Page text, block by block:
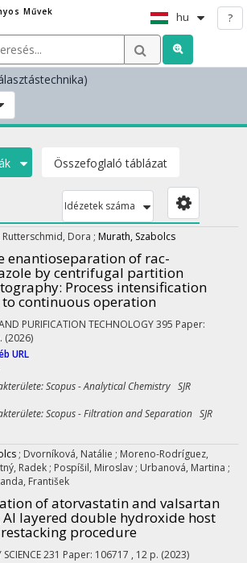
Művek
hu ?
Összefoglaló táblázat
Idézetek száma
Rutterschmid, Dora ; Murath, Szabolcs
enantioseparation of rac-
by centrifugal partition
Process intensification
continuous operation
PURIFICATION TECHNOLOGY395 Paper:
(2026)
URL
Scopus - Analytical Chemistry SJR
Scopus - Filtration and Separation SJR
; Dvorníková, Natálie ; Moreno-Rodríguez,
Radek ; Pospíšil, Miroslav ; Urbanová, Martina ;
František
of atorvastatin and valsartan
layered double hydroxide host
procedure
231 Paper: 106717 , 12 p. (2023)